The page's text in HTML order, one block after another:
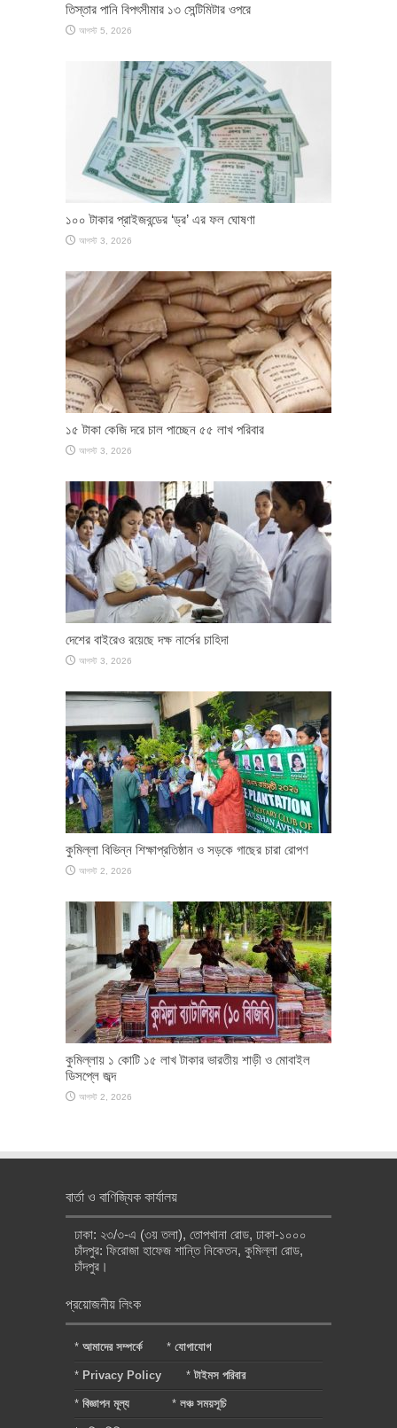
তিস্তার পানি বিপৎসীমার ১৩ সেন্টিমিটার ওপরে
আগস্ট 5, 2026
১০০ টাকার প্রাইজবন্ডের ‘ড্র’ এর ফল ঘোষণা
আগস্ট 3, 2026
১৫ টাকা কেজি দরে চাল পাচ্ছেন ৫৫ লাখ পরিবার
আগস্ট 3, 2026
দেশের বাইরেও রয়েছে দক্ষ নার্সের চাহিদা
আগস্ট 3, 2026
কুমিল্লা বিভিন্ন শিক্ষাপ্রতিষ্ঠান ও সড়কে গাছের চারা রোপণ
আগস্ট 2, 2026
কুমিল্লায় ১ কোটি ১৫ লাখ টাকার ভারতীয় শাড়ী ও মোবাইল
ডিসপ্লে জব্দ
আগস্ট 2, 2026
বার্তা ও বাণিজ্যিক কার্যালয়
ঢাকা: ২৩/৩-এ (৩য় তলা), তোপখানা রোড, ঢাকা-১০০০
চাঁদপুর: ফিরোজা হাফেজ শান্তি নিকেতন, কুমিল্লা রোড,
চাঁদপুর।
প্রয়োজনীয় লিংক
* আমাদের সম্পর্কে * যোগাযোগ
* Privacy Policy *টাইমস পরিবার
* বিজ্ঞাপন মূল্য * লঞ্চ সময়সূচি